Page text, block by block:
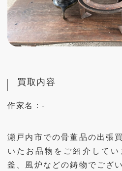
買取内容
作家名：-
瀬戸内市での骨董品の出張
いたお品物をご紹介して
釜、風炉などの鋳物でござ